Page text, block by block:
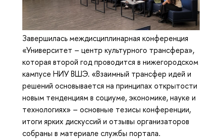
Завершилась междисциплинарная конференция
«Университет – центр культурного трансфера»,
которая второй год проводится в нижегородском
кампусе НИУ ВШЭ. «Взаимный трансфер идей и
решений основывается на принципах открытости
новым тенденциям в социуме, экономике, науке и
технологиях» – основные тезисы конференции,
итоги ярких дискуссий и отзывы организаторов
собраны в материале службы портала.